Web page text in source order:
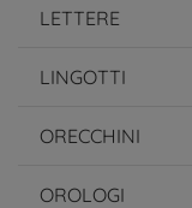
LETTERE
LINGOTTI
ORECCHINI
OROLOGI